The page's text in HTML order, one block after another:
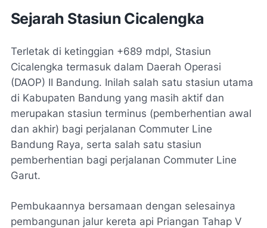
Sejarah Stasiun Cicalengka
Terletak di ketinggian +689 mdpl, Stasiun
Cicalengka termasuk dalam Daerah Operasi
(DAOP) II Bandung. Inilah salah satu stasiun utama
di Kabupaten Bandung yang masih aktif dan
merupakan stasiun terminus (pemberhentian awal
dan akhir) bagi perjalanan Commuter Line
Bandung Raya, serta salah satu stasiun
pemberhentian bagi perjalanan Commuter Line
Garut.
Pembukaannya bersamaan dengan selesainya
pembangunan jalur kereta api Priangan Tahap V